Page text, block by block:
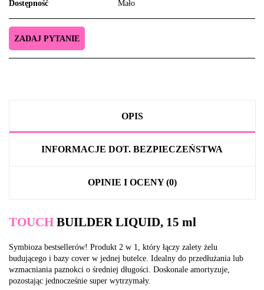
Dostępność Mało
ZADAJ PYTANIE
OPIS
INFORMACJE DOT. BEZPIECZEŃSTWA
OPINIE I OCENY (0)
TOUCH BUILDER LIQUID, 15 ml
Symbioza bestsellerów! Produkt 2 w 1, który łączy zalety żelu
budującego i bazy cover w jednej butelce. Idealny do przedłużania lub
wzmacniania paznokci o średniej długości. Doskonale amortyzuje,
pozostając jednocześnie super wytrzymały.